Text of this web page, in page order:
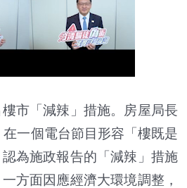
樓市「減辣」措施。房屋局長
一個電台節目形容「樓既是
為施政報告的「減辣」措施
方面因應經濟大環境調整，